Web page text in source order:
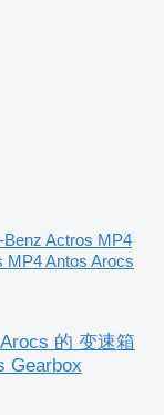
Actros MP4
MP4 Antos Arocs
的 变速箱
Gearbox